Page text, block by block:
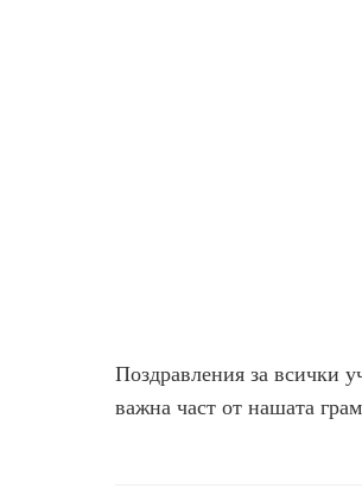
Поздравления за всички
важна част от нашата